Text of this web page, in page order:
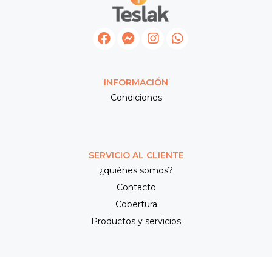
INFORMACIÓN
Condiciones
SERVICIO AL CLIENTE
¿quiénes somos?
Contacto
Cobertura
Productos y servicios